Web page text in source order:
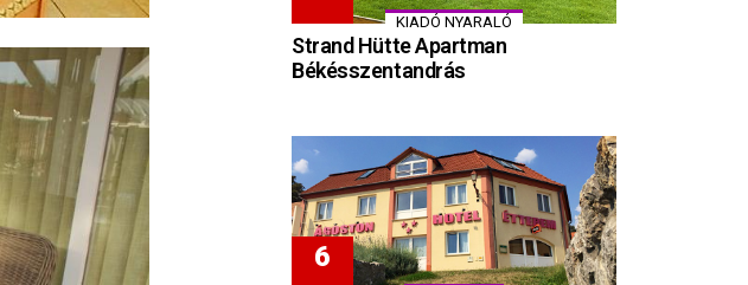
KIADÓ NYARALÓ
Strand Hütte Apartman
Békésszentandrás